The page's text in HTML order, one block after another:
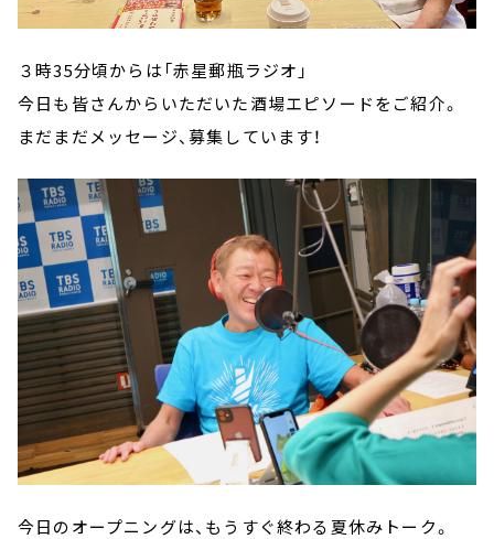
３時35分頃からは「赤星郵瓶ラジオ」
今日も皆さんからいただいた酒場エピソードをご紹介。
まだまだメッセージ、募集しています！
今日のオープニングは、もうすぐ終わる夏休みトーク。